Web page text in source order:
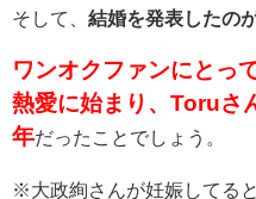
そして、 結婚を発表したの
ワンオクファンにとっ
熱愛に始まり、Toruさ
年だったことでしょう。
※大政絢さんが妊娠してる